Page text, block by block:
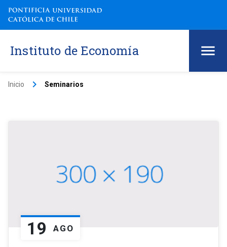
Instituto de Economía
Inicio keyboard_arrow_right Seminarios
19 AGO